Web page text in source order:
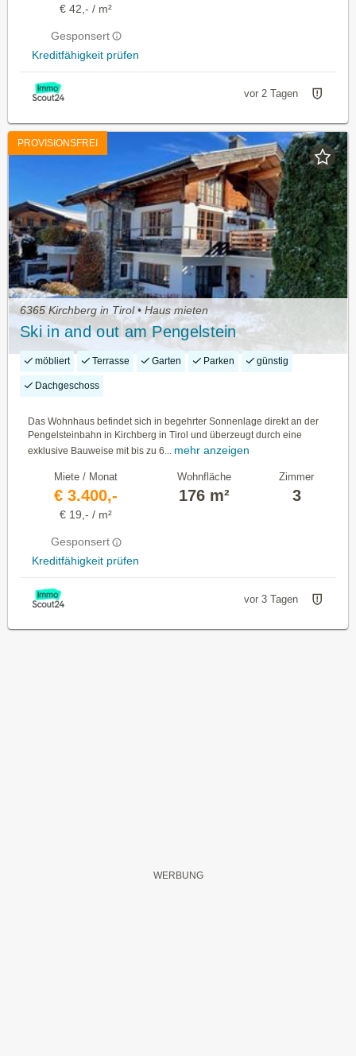
€ 42,- / m²
Gesponsert
Kreditfähigkeit prüfen
vor 2 Tagen
PROVISIONSFREI
6365 Kirchberg in Tirol • Haus mieten
Ski in and out am Pengelstein
möbliert Terrasse Garten Parken günstig
Dachgeschoss
Das Wohnhaus befindet sich in begehrter Sonnenlage direkt an der
Pengelsteinbahn in Kirchberg in Tirol und überzeugt durch eine
exklusive Bauweise mit bis zu 6... mehr anzeigen
Miete / Monat
€ 3.400,-
€ 19,- / m²
Gesponsert
Kreditfähigkeit prüfen
Wohnfläche
176 m²
Zimmer
3
vor 3 Tagen